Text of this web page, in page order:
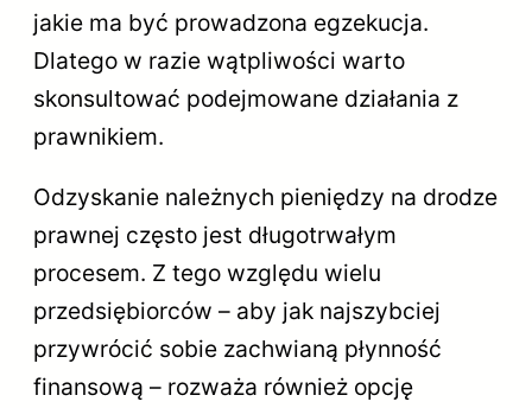
jakie ma być prowadzona egzekucja.
Dlatego w razie wątpliwości warto
skonsultować podejmowane działania z
prawnikiem.
Odzyskanie należnych pieniędzy na drodze
prawnej często jest długotrwałym
procesem. Z tego względu wielu
przedsiębiorców – aby jak najszybciej
przywrócić sobie zachwianą płynność
finansową – rozważa również opcję